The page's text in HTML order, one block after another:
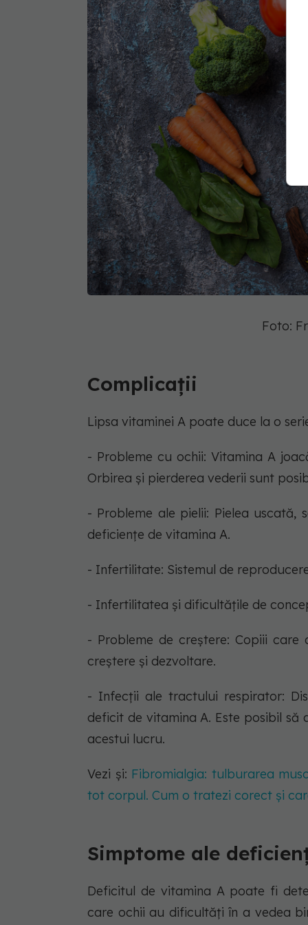
Foto:
Complicații
Lipsa vitaminei A poate duce la o
- Probleme cu ochii: Vitamina A
Orbirea și pierderea vederii sunt
- Probleme ale pielii: Pielea
deficiențe de vitamina A.
- Infertilitate: Sistemul de
- Infertilitatea și dificultățile de
- Probleme de creștere: Copiii
creștere și dezvoltare.
- Infecții ale tractului respirator:
deficit de vitamina A. Este posibil
acestui lucru.
Vezi și: Fibromialgia: tulburarea
tot corpul. Cum o tratezi corect și
Simptome ale
Deficitul de vitamina A poate fi
care ochii au dificultăți în a vedea